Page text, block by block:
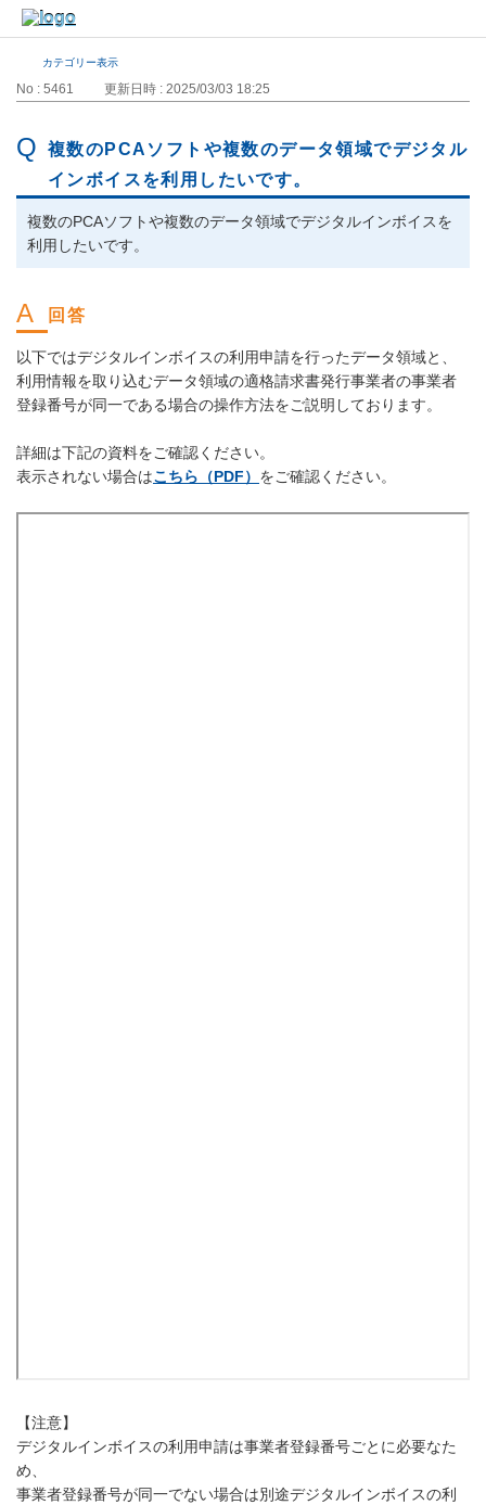
カテゴリー表示
No : 5461 更新日時 : 2025/03/03 18:25
複数のPCAソフトや複数のデータ領域でデジタル
インボイスを利用したいです。
複数のPCAソフトや複数のデータ領域でデジタルインボイスを
利用したいです。
以下ではデジタルインボイスの利用申請を行ったデータ領域と、
利用情報を取り込むデータ領域の適格請求書発行事業者の事業者
登録番号が同一である場合の操作方法をご説明しております。
詳細は下記の資料をご確認ください。
表示されない場合はこちら（PDF） をご確認ください。
【注意】
デジタルインボイスの利用申請は事業者登録番号ごとに必要なた
め、
事業者登録番号が同一でない場合は別途デジタルインボイスの利